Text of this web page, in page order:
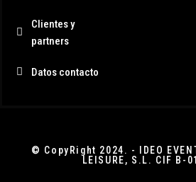
Clientes y
partners
Datos contacto
© CopyRight 2024. - IDEO
LEISURE, S.L. CIF B-